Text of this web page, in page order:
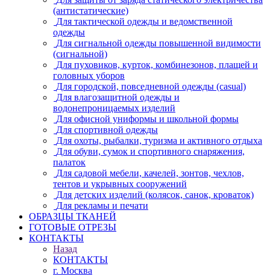
(антистатические)
Для тактической одежды и ведомственной
одежды
Для сигнальной одежды повышенной видимости
(сигнальной)
Для пуховиков, курток, комбинезонов, плащей и
головных уборов
Для городской, повседневной одежды (casual)
Для влагозащитной одежды и
водонепроницаемых изделий
Для офисной униформы и школьной формы
Для спортивной одежды
Для охоты, рыбалки, туризма и активного отдыха
Для обуви, сумок и спортивного снаряжения,
палаток
Для садовой мебели, качелей, зонтов, чехлов,
тентов и укрывных сооружений
Для детских изделий (колясок, санок, кроваток)
Для рекламы и печати
ОБРАЗЦЫ ТКАНЕЙ
ГОТОВЫЕ ОТРЕЗЫ
КОНТАКТЫ
Назад
КОНТАКТЫ
г. Москва